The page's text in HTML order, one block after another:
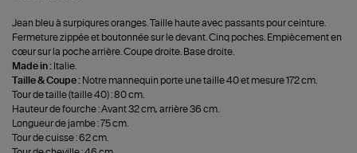
Jean bleu à surpiqures oranges. Taille haute avec passants pour ceinture.
Fermeture zippée et boutonnée sur le devant. Cinq poches. Empiècement en
cœur sur la poche arrière. Coupe droite. Base droite.
Made in : Italie.
Taille & Coupe : Notre mannequin porte une taille 40 et mesure 172 cm.
Tour de taille (taille 40) : 80 cm.
Hauteur de fourche : Avant 32 cm, arrière 36 cm.
Longueur de jambe : 75 cm.
Tour de cuisse : 62 cm.